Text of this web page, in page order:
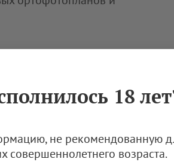
космической
анализа
18
не рекомендованную
совершеннолетнего возраста.